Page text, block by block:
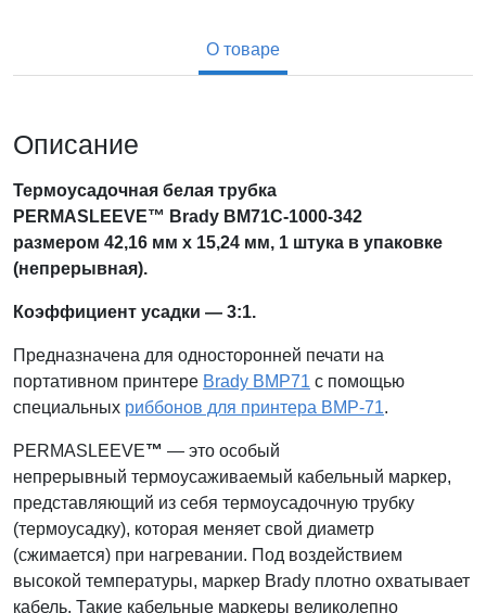
О товаре
Описание
Термоусадочная белая трубка
PERMASLEEVE™ Brady BM71С-1000-342
размером 42,16 мм х 15,24 мм, 1 штука в упаковке
(непрерывная).
Коэффициент усадки — 3:1.
Предназначена для односторонней печати на
портативном принтере Brady BMP71 с помощью
специальных риббонов для принтера BMP-71.
PERMASLEEVE™ — это особый
непрерывный термоусаживаемый кабельный маркер,
представляющий из себя термоусадочную трубку
(термоусадку), которая меняет свой диаметр
(сжимается) при нагревании. Под воздействием
высокой температуры, маркер Brady плотно охватывает
кабель. Такие кабельные маркеры великолепно